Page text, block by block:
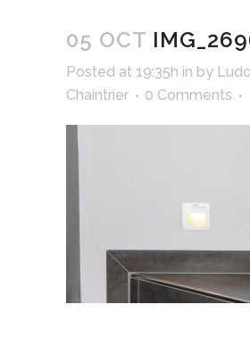
05 OCT
Posted at 19:35h in by
Chaintrier
0 Comments